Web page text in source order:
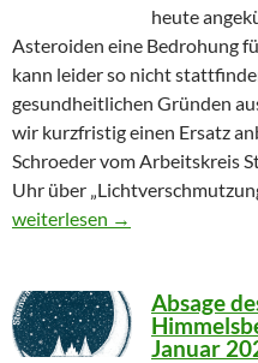
heute
Asteroiden eine Bedrohung
kann leider so nicht
gesundheitlichen Gründen
wir kurzfristig einen Ersatz
Schroeder vom Arbeitskreis
Uhr über
Geändertes Vortragsthema
weiterlesen →
Absage
Januar